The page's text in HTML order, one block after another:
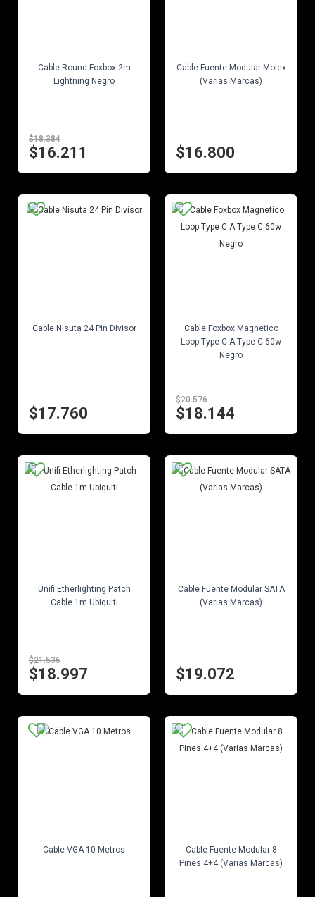
Cable Round Foxbox 2m
Lightning Negro
$18.384
$16.211
Cable Fuente Modular Molex
(Varias Marcas)
$16.800
Cable Nisuta 24 Pin Divisor
$17.760
Cable Foxbox Magnetico
Loop Type C A Type C 60w
Negro
$20.576
$18.144
Unifi Etherlighting Patch
Cable 1m Ubiquiti
$21.536
$18.997
Cable Fuente Modular SATA
(Varias Marcas)
$19.072
Cable VGA 10 Metros
Cable Fuente Modular 8
Pines 4+4 (Varias Marcas)